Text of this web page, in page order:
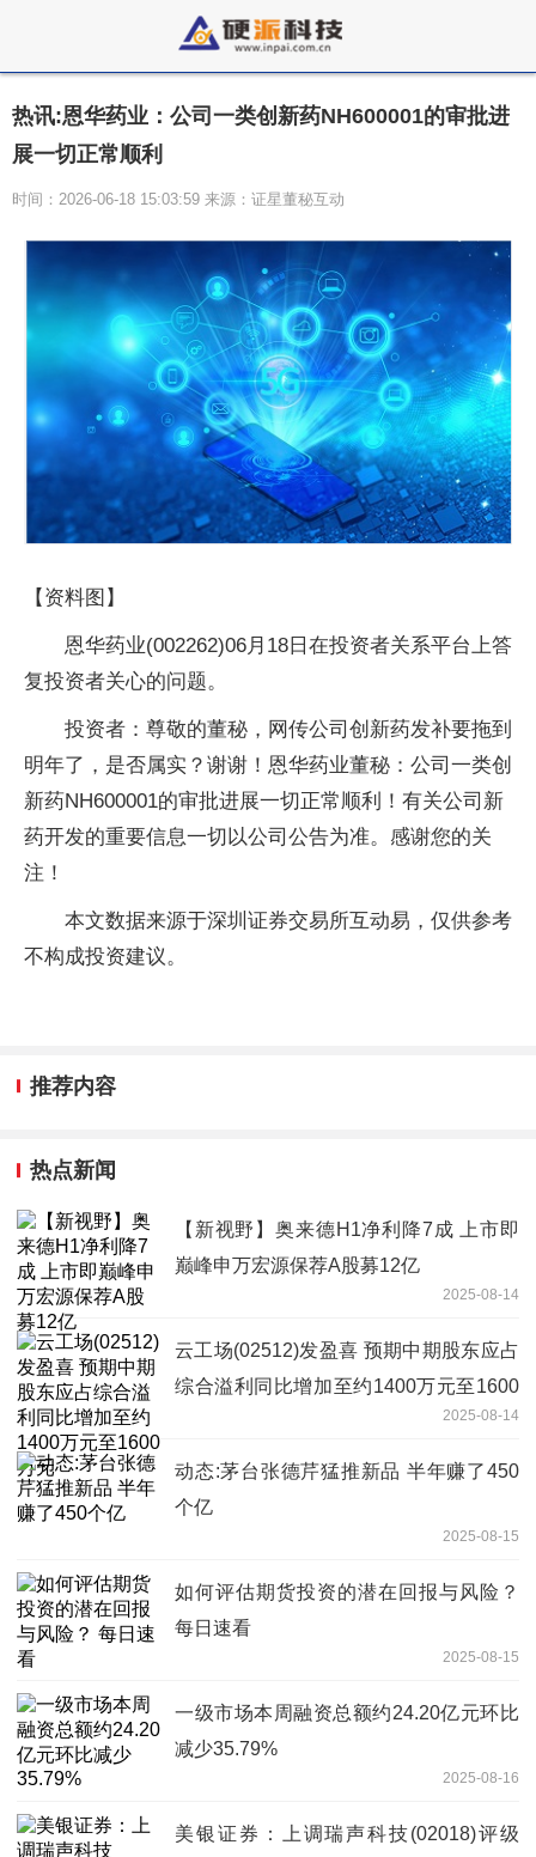
热讯:恩华药业：公司一类创新药NH600001的审批进
展一切正常顺利
时间：2026-06-18 15:03:59 来源：证星董秘互动
【资料图】
恩华药业(002262)06月18日在投资者关系平台上答
复投资者关心的问题。
投资者：尊敬的董秘，网传公司创新药发补要拖到
明年了，是否属实？谢谢！恩华药业董秘：公司一类创
新药NH600001的审批进展一切正常顺利！有关公司新
药开发的重要信息一切以公司公告为准。感谢您的关
注！
本文数据来源于深圳证券交易所互动易，仅供参考
不构成投资建议。
推荐内容
热点新闻
【新视野】奥来德H1净利降7成 上市即
巅峰申万宏源保荐A股募12亿
2025-08-14
云工场(02512)发盈喜 预期中期股东应占
综合溢利同比增加至约1400万元至1600
2025-08-14
动态:茅台张德芹猛推新品 半年赚了450
个亿
2025-08-15
如何评估期货投资的潜在回报与风险？
每日速看
2025-08-15
一级市场本周融资总额约24.20亿元环比
减少35.79%
2025-08-16
美银证券：上调瑞声科技(02018)评级